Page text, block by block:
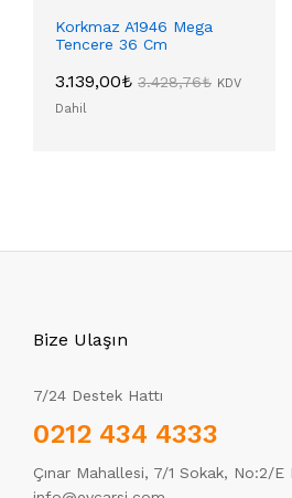
Korkmaz A1946 Mega
Tencere 36 Cm
3.139,00₺ 3.428,76₺ KDV
Dahil
Bize Ulaşın
7/24 Destek Hattı
0212 434 4333
Çınar Mahallesi, 7/1 Sokak, No:2/E